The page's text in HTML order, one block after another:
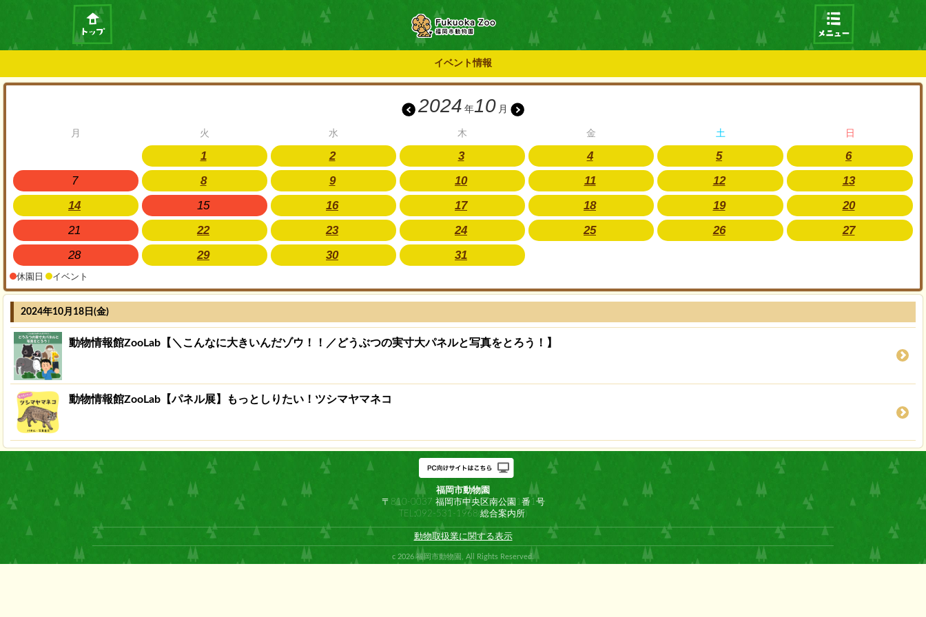
イベント情報
2024 年10 月
月 火 水 木 金 土 日
1 2 3 4 5
6
7
8 9 10 11 12
13
14
15 16 17 18 19
20
21
22 23 24 25 26
27
28
29 30 31
休園日 イベント
2024年10月18日(金)
動物情報館ZooLab【＼こんなに大きいんだゾウ！！／どうぶつの実寸大パネルと写真をとろう！】
動物情報館ZooLab【パネル展】もっとしりたい！ツシマヤマネコ
福岡市動物園
〒810-0037 福岡市中央区南公園1番1号
TEL:092-531-1968(総合案内所)
動物取扱業に関する表示
c 2026 福岡市動物園, All Rights Reserved.